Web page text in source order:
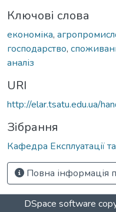
Ключові слова
економіка,
господарство,
аналіз
URI
http://elar.tsatu.edu.ua/
Зібрання
Кафедра Експлуатації
Повна інформація
DSpace software